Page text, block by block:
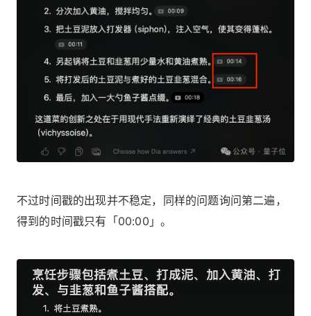
不过时间戳的出现并不稳定，同样的问题询问第二遍，
得到的时间戳只有「00:00」。